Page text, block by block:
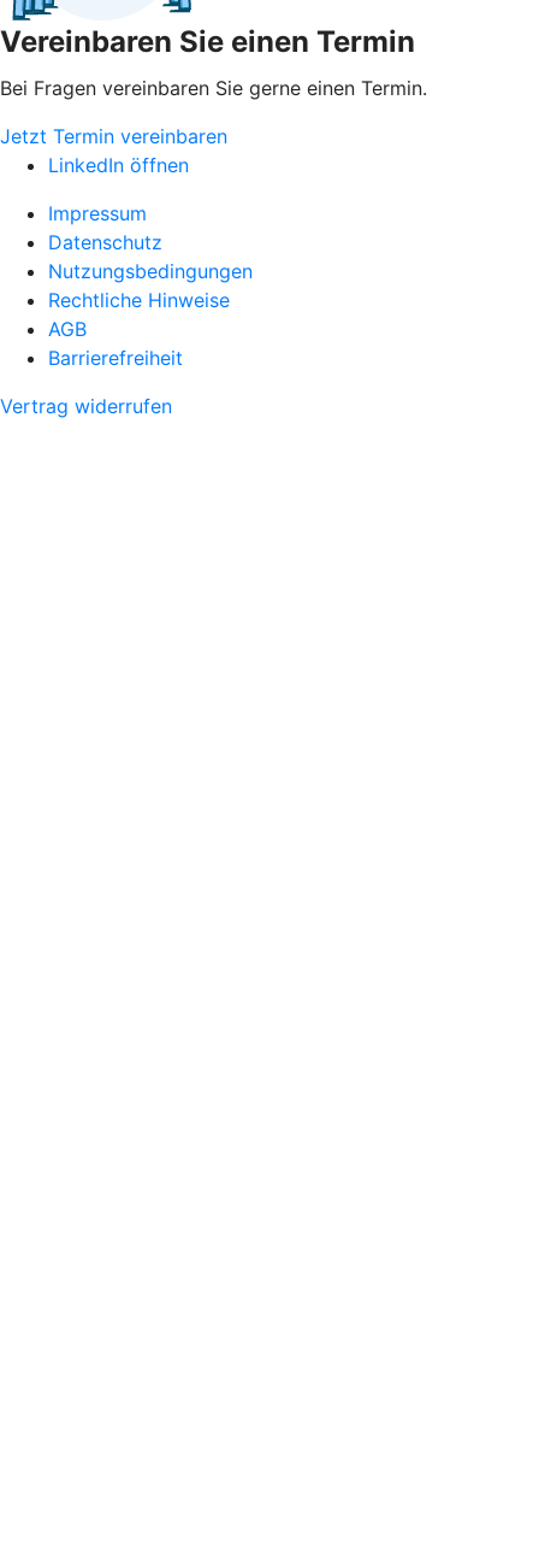
Vereinbaren Sie einen Termin
Bei Fragen vereinbaren Sie gerne einen Termin.
Jetzt Termin vereinbaren
LinkedIn öffnen
Impressum
Datenschutz
Nutzungsbedingungen
Rechtliche Hinweise
AGB
Barrierefreiheit
Vertrag widerrufen